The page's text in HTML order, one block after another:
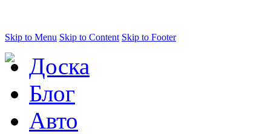
Skip to Menu Skip to Content Skip to Footer
Доска
Блог
Авто